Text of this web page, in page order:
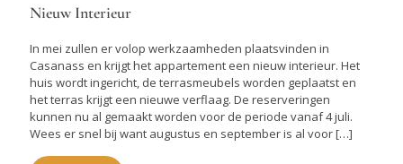
Nieuw Interieur
In mei zullen er volop werkzaamheden plaatsvinden in
Casanass en krijgt het appartement een nieuw interieur. Het
huis wordt ingericht, de terrasmeubels worden geplaatst en
het terras krijgt een nieuwe verflaag. De reserveringen
kunnen nu al gemaakt worden voor de periode vanaf 4 juli.
Wees er snel bij want augustus en september is al voor […]